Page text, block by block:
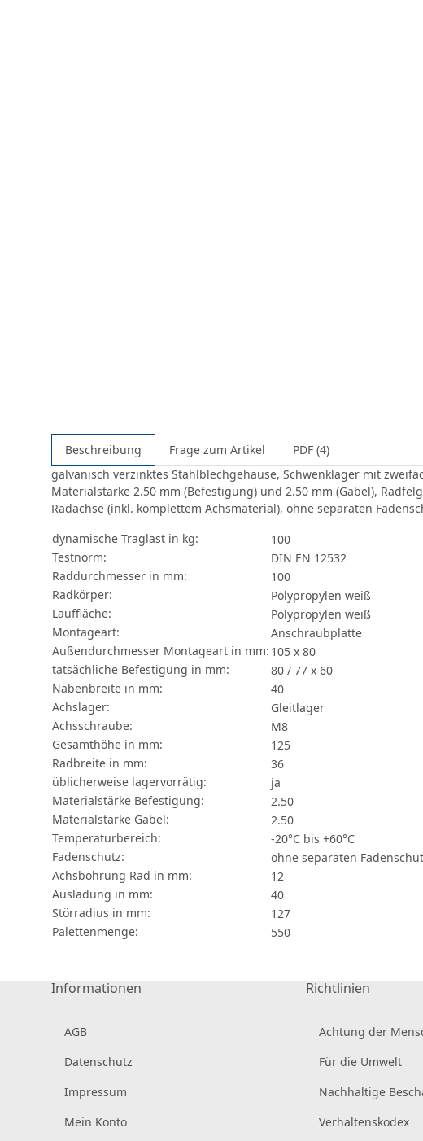
Beschreibung Frage zum Artikel
PDF (4)
galvanisch verzinktes Stahlblechgehäuse, Schwenklager mit
Materialstärke 2.50 mm (Befestigung) und 2.50 mm (Gabel),
Radachse (inkl. komplettem Achsmaterial), ohne separaten
dynamische Traglast in kg:
100
Testnorm:
DIN EN 12532
Raddurchmesser in mm:
100
Radkörper:
Polypropylen weiß
Lauffläche:
Polypropylen weiß
Montageart:
Anschraubplatte
Außendurchmesser Montageart in mm: 105 x 80
tatsächliche Befestigung in mm:
80 / 77 x 60
Nabenbreite in mm:
40
Achslager:
Gleitlager
Achsschraube:
M8
Gesamthöhe in mm:
125
Radbreite in mm:
36
üblicherweise lagervorrätig:
ja
Materialstärke Befestigung:
2.50
Materialstärke Gabel:
2.50
Temperaturbereich:
-20°C bis +60°C
Fadenschutz:
ohne separaten
Achsbohrung Rad in mm:
12
Ausladung in mm:
40
Störradius in mm:
127
Palettenmenge:
550
Informationen
AGB
Datenschutz
Impressum
Mein Konto
Richtlinien
Achtung der
Für die Umwelt
Nachhaltige
Verhaltenskodex